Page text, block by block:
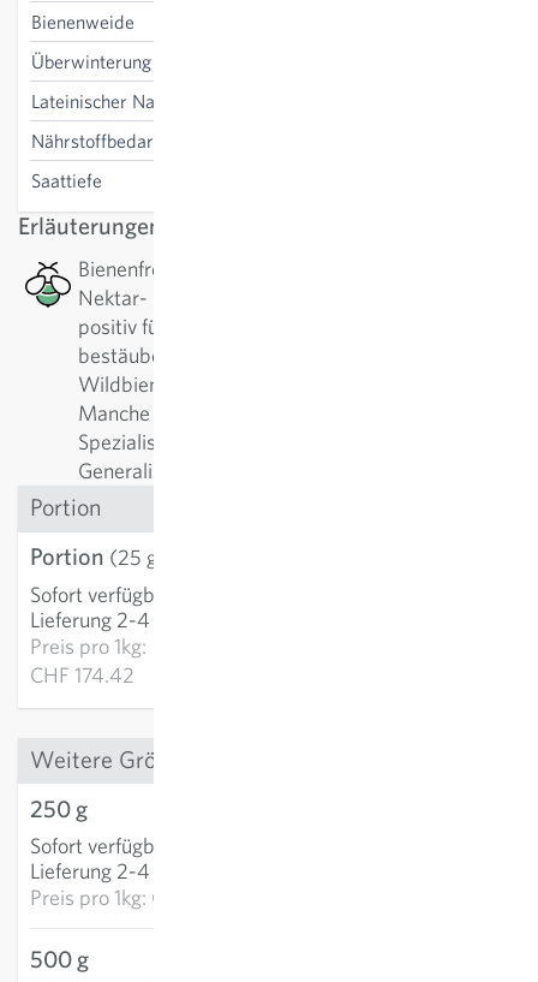
Bienenweide
Überwinterung
Lateinischer Name
Nährstoffbedarf
Saattiefe
Erläuterungen
Bienenfreundlich: Diese Pflanze hat ein gutes
Nektar- bzw. Pollenangebot, welches besonders
positiv für Bienen, Wildbienen oder andere
bestäubende Insekten ist. Es gibt alleine bei
Wildbienen über 500 verschiedene Arten.
Manche Pflanzen werden am liebsten von
Spezialisten angeflogen, manche am liebsten von
Generalisten.
Portion
Portion (25 g)
Sofort verfügbar
Lieferung 2-4 Tage
Preis pro1kg:
CHF 174.42
Weitere Grössen
250 g
Sofort verfügbar
Lieferung 2-4 Tage
Preis pro1kg: CHF 33.04
500 g